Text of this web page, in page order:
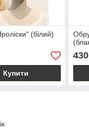
(білий)
Купити
430